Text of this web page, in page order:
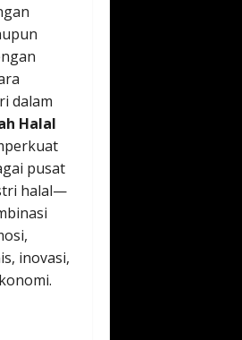
dalam
Halal
pusat
halal—
inovasi,